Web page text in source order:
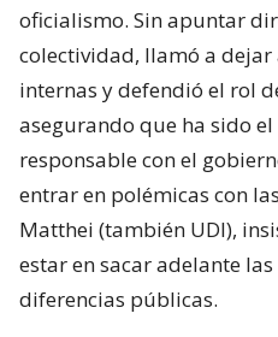
oficialismo. Sin apuntar
colectividad, llamó a
internas y defendió el rol
asegurando que ha sido
responsable con el
entrar en polémicas con
Matthei (también UDI),
estar en sacar adelante
diferencias públicas.